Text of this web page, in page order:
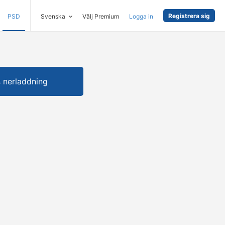
PSD Svenska Välj Premium Logga in Registrera sig
nerladdning